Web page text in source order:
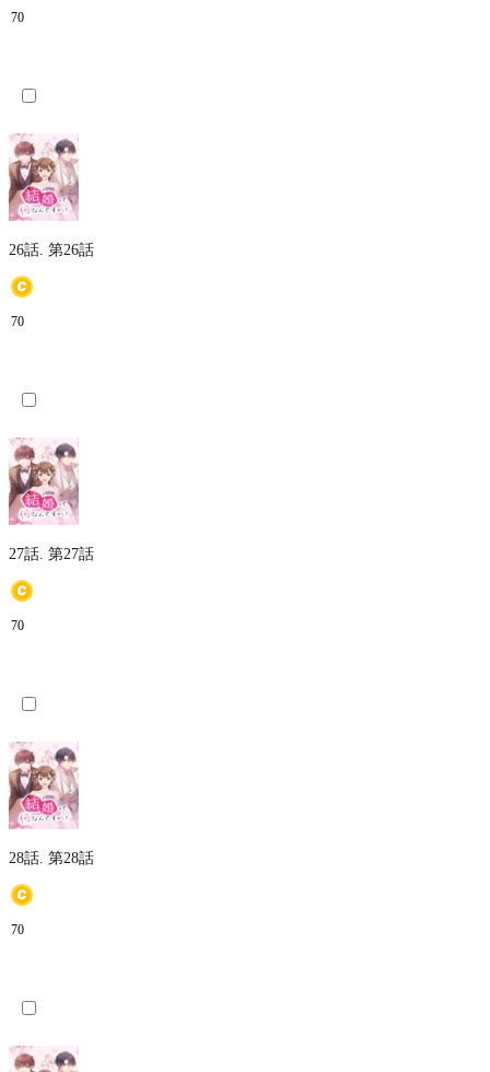
70
26話. 第26話
70
27話. 第27話
70
28話. 第28話
70